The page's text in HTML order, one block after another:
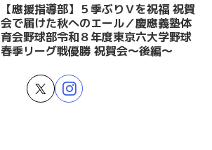
【應援指導部】５季ぶりＶを祝福 祝賀
会で届けた秋へのエール／慶應義塾体
育会野球部令和８年度東京六大学野球
春季リーグ戦優勝 祝賀会～後編～